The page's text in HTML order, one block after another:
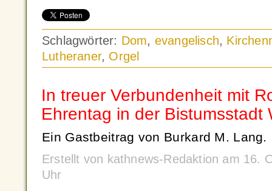
Schlagwörter: Dom, evangelisch,
Lutheraner, Orgel
In treuer Verbundenheit mit
Ehrentag in der Bistumsstadt
Ein Gastbeitrag von Burkard M. Lang.
Erstellt von kathnews-Redaktion am 16.
Uhr